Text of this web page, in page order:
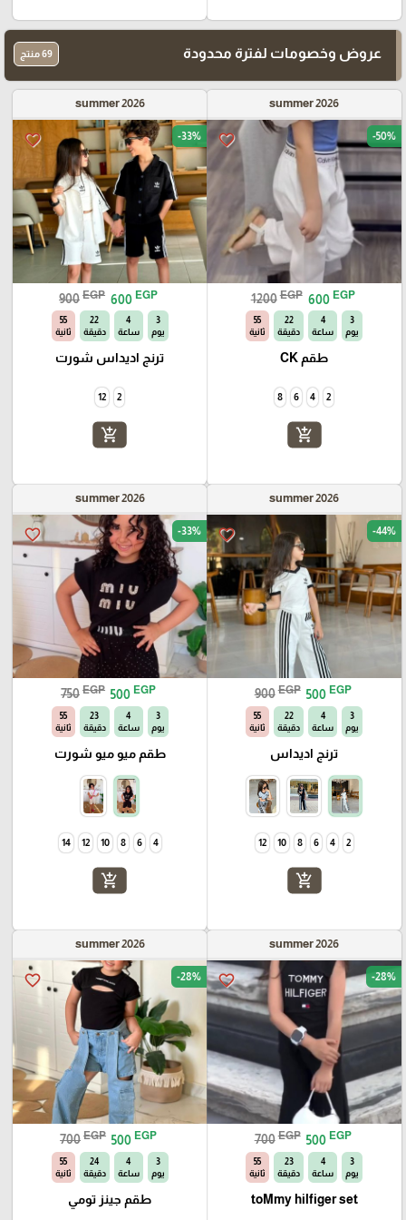
عروض وخصومات لفترة محدودة 69 منتج
summer 2026
favorite_border -50%
1200 EGP 600 EGP
3
يوم
4
ساعة
22
دقيقة
54
ثانية
طقم CK
2
4
6
8
add_shopping_cart
summer 2026
favorite_border -33%
900 EGP 600 EGP
3
يوم
4
ساعة
22
دقيقة
54
ثانية
ترنج اديداس شورت
2
12
add_shopping_cart
summer 2026
favorite_border -44%
900 EGP 500 EGP
3
يوم
4
ساعة
22
دقيقة
54
ثانية
ترنج اديداس
2
4
6
8
10
12
add_shopping_cart
summer 2026
favorite_border -33%
750 EGP 500 EGP
3
يوم
4
ساعة
23
دقيقة
54
ثانية
طقم ميو ميو شورت
4
6
8
10
12
14
add_shopping_cart
summer 2026
favorite_border -28%
700 EGP 500 EGP
3
يوم
4
ساعة
23
دقيقة
54
ثانية
toMmy hilfiger set
summer 2026
favorite_border -28%
700 EGP 500 EGP
3
يوم
4
ساعة
24
دقيقة
54
ثانية
طقم جينز تومي